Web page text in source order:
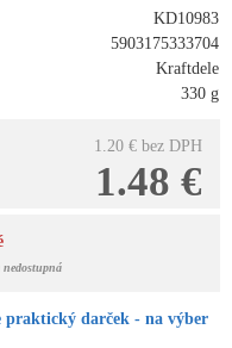
KD10983
5903175333704
Kraftdele
330 g
1.20 € bez DPH
1.48 €
darček - na výber